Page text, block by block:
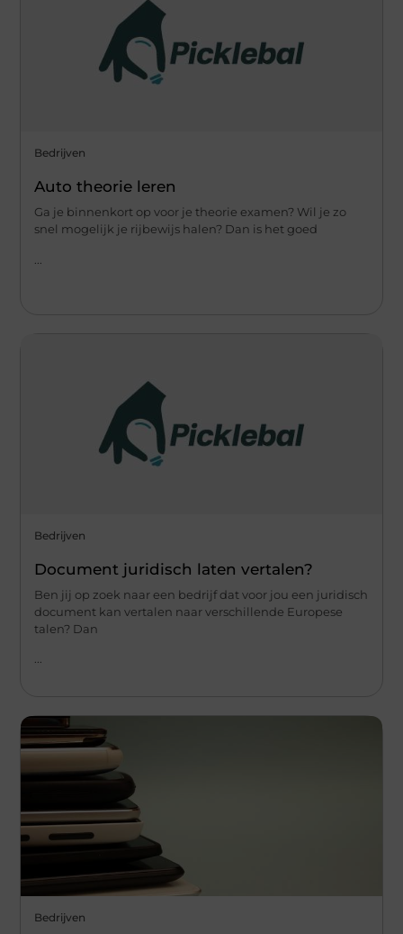
Bedrijven
Auto theorie leren
Ga je binnenkort op voor je theorie examen? Wil je zo
snel mogelijk je rijbewijs halen? Dan is het goed
Bedrijven
Document juridisch laten vertalen?
Ben jij op zoek naar een bedrijf dat voor jou een juridisch
document kan vertalen naar verschillende Europese
talen? Dan
Bedrijven